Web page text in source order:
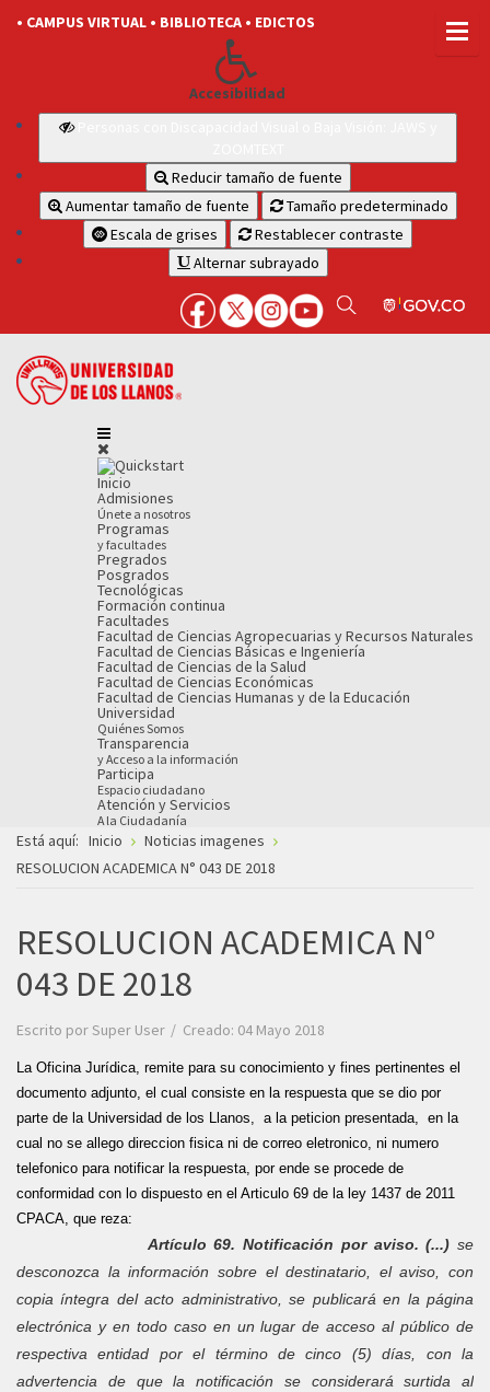
• CAMPUS VIRTUAL • BIBLIOTECA • EDICTOS
Accesibilidad
Reducir tamaño de fuente
Aumentar tamaño de fuente
Tamaño predeterminado
Escala de grises
Restablecer contraste
Alternar subrayado
Inicio
Admisiones
Únete a nosotros
Programas
y facultades
Pregrados
Posgrados
Tecnológicas
Formación continua
Facultades
Facultad de Ciencias Agropecuarias y Recursos Naturales
Facultad de Ciencias Básicas e Ingeniería
Facultad de Ciencias de la Salud
Facultad de Ciencias Económicas
Facultad de Ciencias Humanas y de la Educación
Universidad
Quiénes Somos
Transparencia
y Acceso a la información
Participa
Espacio ciudadano
Atención y Servicios
A la Ciudadanía
Está aquí: Inicio
Noticias imagenes
RESOLUCION ACADEMICA N° 043 DE 2018
RESOLUCION ACADEMICA N°
043 DE 2018
Escrito porSuper User Creado: 04 Mayo 2018
La Oficina Jurídica, remite para su conocimiento y fines pertinentes el
documento adjunto, el cual consiste en la respuesta que se dio por
parte de la Universidad de los Llanos, a la peticion presentada, en la
cual no se allego direccion fisica ni de correo eletronico, ni numero
telefonico para notificar la respuesta, por ende se procede de
conformidad con lo dispuesto en el Articulo 69 de la ley 1437 de 2011
CPACA, que reza:
Artículo69.Notificación por aviso.(...) se
desconozca la información sobre el destinatario, el aviso, con
copia íntegra del acto administrativo, se publicará en la página
electrónica y en todo caso en un lugar de acceso al público de
respectiva entidad por el término de cinco (5) días, con la
advertencia de que la notificación se considerará surtida al